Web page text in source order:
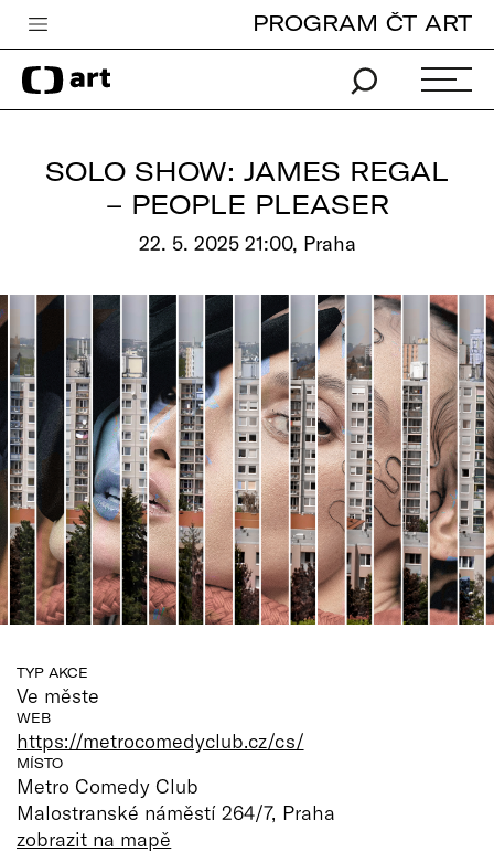
Česká televize
Zpravodajství
Vše o ČT
PROGRAM ČT ART
SOLO SHOW: JAMES REGAL
– PEOPLE PLEASER
22. 5. 2025 21:00, Praha
TYP AKCE
Ve měste
WEB
https://metrocomedyclub.cz/cs/
MÍSTO
Metro Comedy Club
Malostranské náměstí 264/7, Praha
zobrazit na mapě